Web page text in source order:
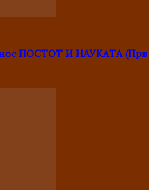
ПОСТОТ И НАУКАТА (Прв